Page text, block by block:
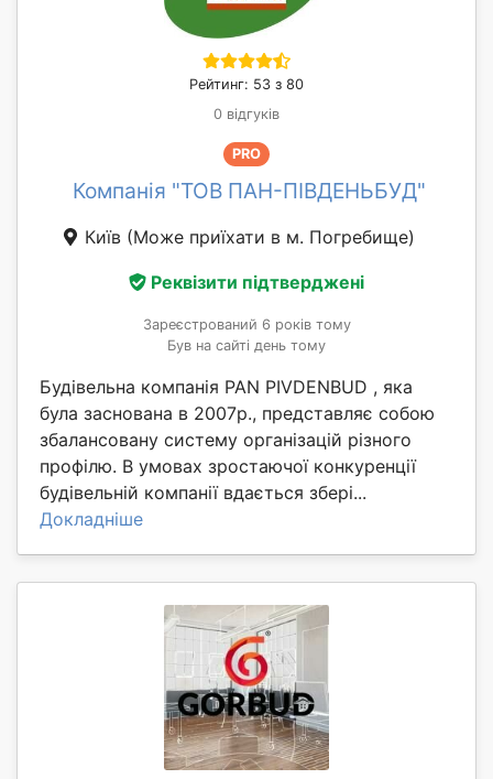
Рейтинг: 53 з 80
0 відгуків
PRO
Компанія "ТОВ ПАН-ПІВДЕНЬБУД"
Київ (Може приїхати в м. Погребище)
Реквізити підтверджені
Зареєстрований 6 років тому
Був на сайті день тому
Будівельна компанія PAN PIVDENBUD , яка
була заснована в 2007р., представляє собою
збалансовану систему організацій різного
профілю. В умовах зростаючої конкуренції
будівельній компанії вдається збері...
Докладніше